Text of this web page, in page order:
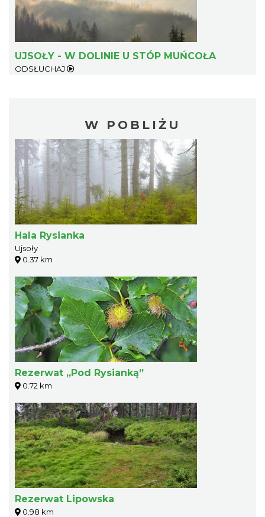
UJSOŁY - W DOLINIE U STÓP MUŃCOŁA
ODSŁUCHAJ
W POBLIŻU
Hala Rysianka
Ujsoły
0.37 km
Rezerwat „Pod Rysianką”
0.72 km
Rezerwat Lipowska
0.98 km